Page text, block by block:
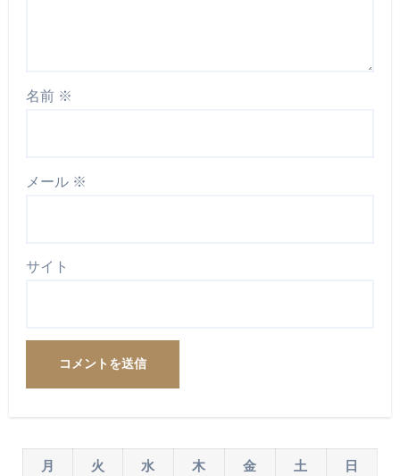
名前 ※
メール ※
サイト
月 火 水 木 金 土
日